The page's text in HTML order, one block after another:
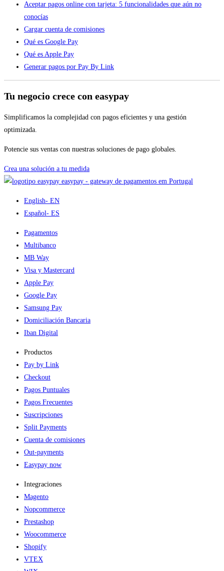
Aceptar pagos online con tarjeta: 5 funcionalidades que aún no
conocías
Cargar cuenta de comisiones
Qué es Google Pay
Qué es Apple Pay
Generar pagos por Pay By Link
Tu negocio crece con easypay
Simplificamos la complejidad con pagos eficientes y una gestión
optimizada.
Potencie sus ventas con nuestras soluciones de pago globales.
Crea una solución a tu medida
easypay - gateway de pagamentos em Portugal
English- EN
Español- ES
Pagamentos
Multibanco
MB Way
Visa y Mastercard
Apple Pay
Google Pay
Samsung Pay
Domiciliación Bancaria
Iban Digital
Productos
Pay by Link
Checkout
Pagos Puntuales
Pagos Frecuentes
Suscripciones
Split Payments
Cuenta de comisiones
Out-payments
Easypay now
Integraciones
Magento
Nopcommerce
Prestashop
Woocommerce
Shopify
VTEX